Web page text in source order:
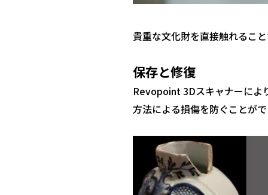
貴重な文化財を直接触れるこ
保存と修復
Revopoint 3Dスキャナーによ
方法による損傷を防ぐことが